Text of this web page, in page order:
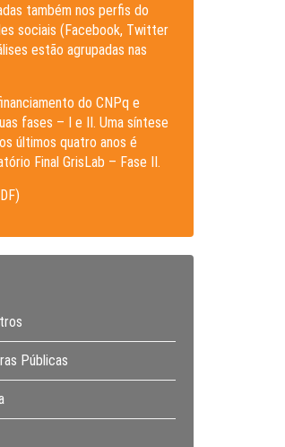
também nos perfis do
sociais (Facebook, Twitter
estão agrupadas nas
do CNPq e
fases – I e II. Uma síntese
últimos quatro anos é
Final GrisLab – Fase II.
Públicas